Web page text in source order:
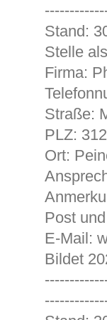
Stelle
Firma:
Straße:
PLZ:
Ort:
Post
E-Mail:
Bildet